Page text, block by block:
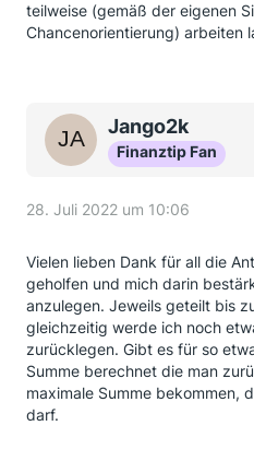
teilweise (gemäß der eigenen
Chancenorientierung) arbeiten
Jango2k
Finanztip Fan
28. Juli 2022 um 10:06
Vielen lieben Dank für all die
geholfen und mich darin
anzulegen. Jeweils geteilt bis
gleichzeitig werde ich noch
zurücklegen. Gibt es für so
Summe berechnet die man
maximale Summe bekommen,
darf.